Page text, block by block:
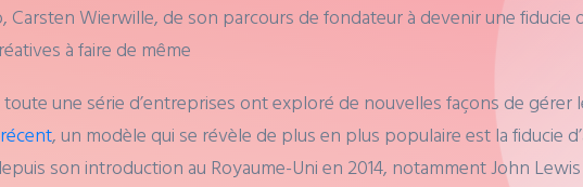
Carsten Wierwille, de son parcours de fondateur à devenir une fiducie
à faire de même
une série d’entreprises ont exploré de nouvelles façons de gérer
, un modèle qui se révèle de plus en plus populaire est la fiducie
son introduction au Royaume-Uni en 2014, notamment John